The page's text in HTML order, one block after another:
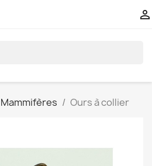

Mammifères Ours à collier